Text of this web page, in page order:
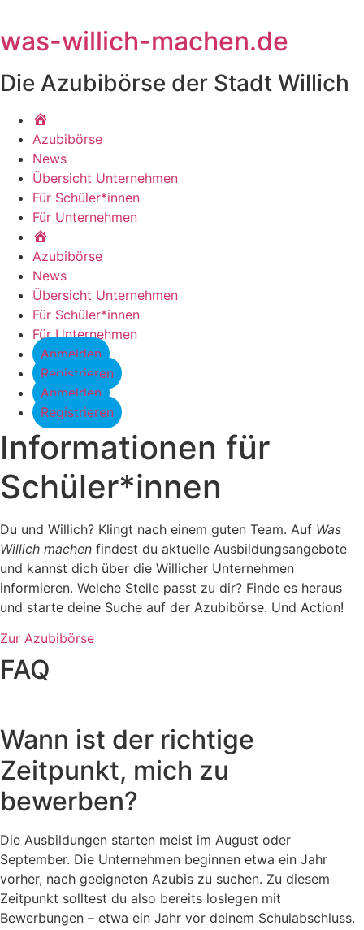
springen
was-willich-machen.de
Die Azubibörse der Stadt Willich
Azubibörse
News
Übersicht Unternehmen
Für Schüler*innen
Für Unternehmen
Azubibörse
News
Übersicht Unternehmen
Für Schüler*innen
Für Unternehmen
Anmelden
Registrieren
Anmelden
Registrieren
Informationen für
Schüler*innen
Du und Willich? Klingt nach einem guten Team. Auf Was
Willich machen findest du aktuelle Ausbildungsangebote
und kannst dich über die Willicher Unternehmen
informieren. Welche Stelle passt zu dir? Finde es heraus
und starte deine Suche auf der Azubibörse. Und Action!
Zur Azubibörse
FAQ
Wann ist der richtige
Zeitpunkt, mich zu
bewerben?
Die Ausbildungen starten meist im August oder
September. Die Unternehmen beginnen etwa ein Jahr
vorher, nach geeigneten Azubis zu suchen. Zu diesem
Zeitpunkt solltest du also bereits loslegen mit
Bewerbungen – etwa ein Jahr vor deinem Schulabschluss.